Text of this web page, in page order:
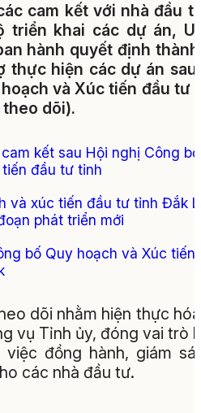
cam kết với nhà đầu
triển khai các dự án,
hành quyết định
thực hiện các dự án sau
và Xúc tiến đầu tư
dõi).
kết sau Hội nghị Công bố
đầu tư tỉnh
và xúc tiến đầu tư tỉnh Đắk
phát triển mới
bố Quy hoạch và Xúc tiến
dõi nhằm hiện thực
vụ Tỉnh ủy, đóng vai trò
đồng hành, giám
các nhà đầu tư.